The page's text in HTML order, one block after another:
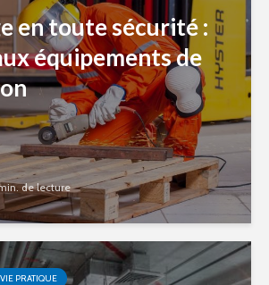
en toute sécurité :
équipements de
de lecture
VIE PRATIQUE